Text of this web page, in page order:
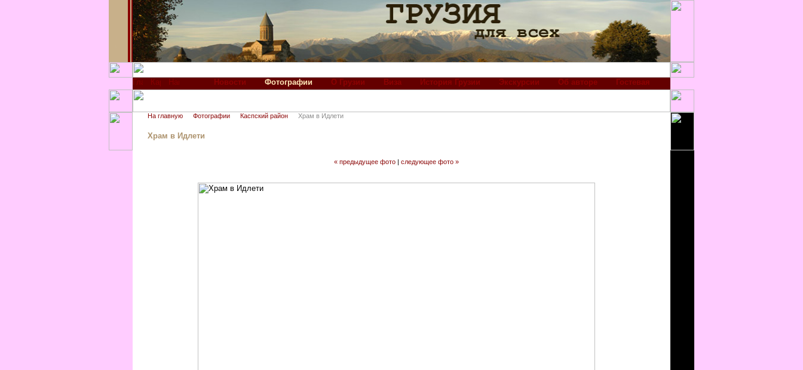
Новости Фотографии О Грузии Виза История Грузии Экскурсии Об авторе Гостевая
На главную Фотографии Каспский район Храм в Идлети
Храм в Идлети
« предыдущее фото | следующее фото »